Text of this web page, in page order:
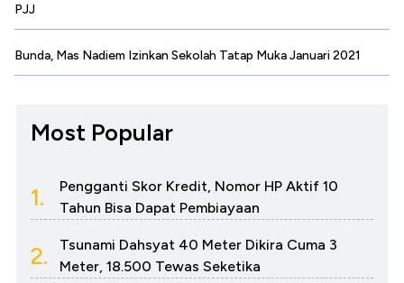
PJJ
Bunda, Mas Nadiem Izinkan Sekolah Tatap Muka Januari 2021
Most Popular
1.
Pengganti Skor Kredit, Nomor HP Aktif 10
Tahun Bisa Dapat Pembiayaan
2.
Tsunami Dahsyat 40 Meter Dikira Cuma 3
Meter, 18.500 Tewas Seketika